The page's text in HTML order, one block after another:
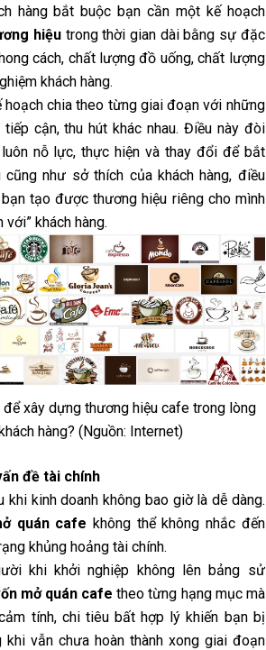
hàng bắt buộc bạn cần một kế hoạch
hiệu trong thời gian dài bằng sự đặc
cách, chất lượng đồ uống, chất lượng
khách hàng.
hoạch chia theo từng giai đoạn với những
cận, thu hút khác nhau. Điều này đòi
nỗ lực, thực hiện và thay đổi để bắt
như sở thích của khách hàng, điều
tạo được thương hiệu riêng cho mình
với” khách hàng.
để xây dựng thương hiệu cafe trong lòng
hàng? (Nguồn: Internet)
đề tài chính
khi kinh doanh không bao giờ là dễ dàng.
quán cafe không thể không nhắc đến
khủng hoảng tài chính.
khi khởi nghiệp không lên bảng sử
mở quán cafe theo từng hạng mục mà
tính, chi tiêu bất hợp lý khiến bạn bị
khi vẫn chưa hoàn thành xong giai đoạn